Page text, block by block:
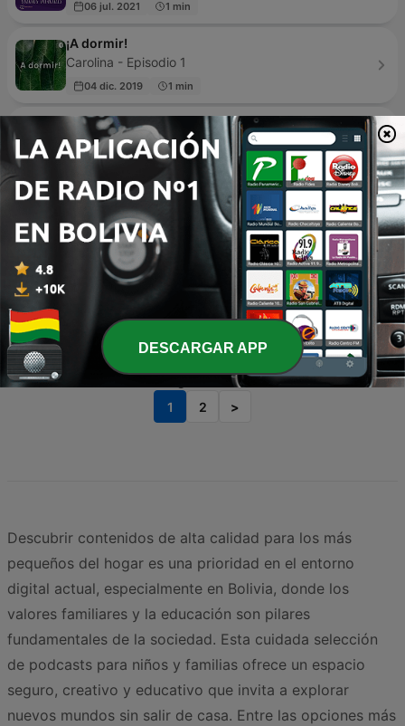
06 jul. 2021 1 min
¡A dormir!
Carolina - Episodio 1
04 dic. 2019 1 min
Cuentos y Sueños
Cuentos y Sueños - Episodio 24
13 min
La Cumbia
Juan pablo Mondragon - Episodio 2
16 nov. 2020
Callisto
Benjamin Brillaud - Calie Brillaud - Episodio 67
23 ene. 2025 8 min
de2
1
2 >
Descubrir contenidos de alta calidad para los más
pequeños del hogar es una prioridad en el entorno
digital actual, especialmente en Bolivia, donde los
valores familiares y la educación son pilares
fundamentales de la sociedad. Esta cuidada selección
de podcasts para niños y familias ofrece un espacio
seguro, creativo y educativo que invita a explorar
nuevos mundos sin salir de casa. Entre las opciones más
DESCARGAR APP